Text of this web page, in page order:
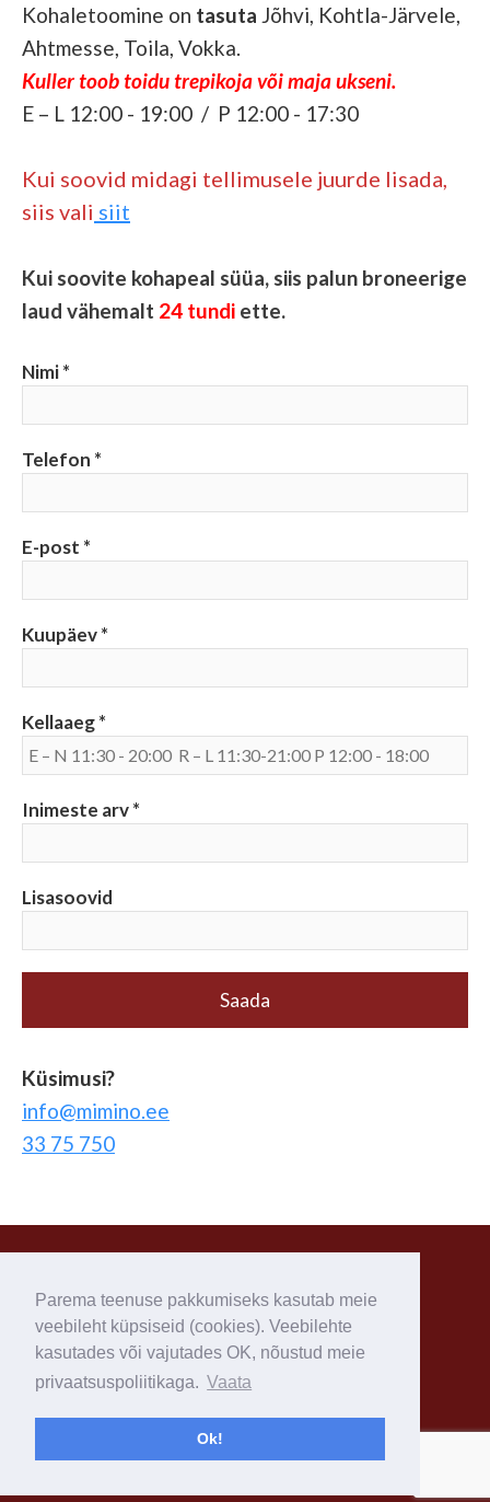
Parema teenuse pakkumiseks kasutab meie
veebileht küpsiseid (cookies). Veebilehte
kasutades või vajutades OK, nõustud meie
privaatsuspoliitikaga. Vaata
Ok!
Kohaletoomine on tasuta Jõhvi, Kohtla-Järvele,
Ahtmesse, Toila, Vokka.
Kuller toob toidu trepikoja või maja ukseni.
E – L 12:00 - 19:00 / P 12:00 - 17:30
Kui soovid midagi tellimusele juurde lisada,
siis vali siit
Kui soovite kohapeal süüa, siis palun broneerige
laud vähemalt 24 tundi ette.
Nimi
Telefon
E-post
Kuupäev
Kellaaeg
Inimeste arv
Lisasoovid
Küsimusi?
info@mimino.ee
33 75 750
Lääne 1 b, Jõhvi, Ida-Virumaa 41533
info@mimino.ee
+372 33 75 750
Veebitellimuste tingimused
Privaatsuspoliitika